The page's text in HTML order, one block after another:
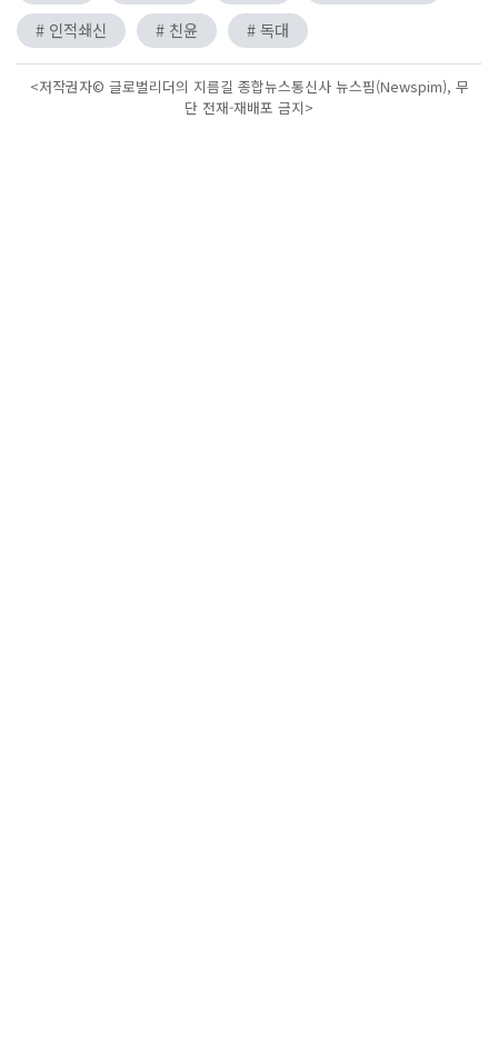
# 인적쇄신
# 친윤 # 독대
<저작권자© 글로벌리더의 지름길 종합뉴스통신사 뉴스핌(Newspim), 무
단 전재-재배포 금지>